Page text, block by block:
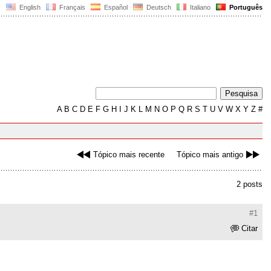
English Français Español Deutsch Italiano Português
AB C D E F G H J K L M N O P Q R S T U V W X Y Z #
Tópico mais recente Tópico mais antigo
2 posts
#1
Citar